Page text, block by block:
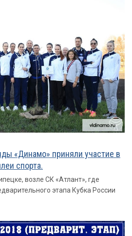
«Динамо» приняли участие в
спорта.
возле СК «Атлант», где
этапа Кубка России